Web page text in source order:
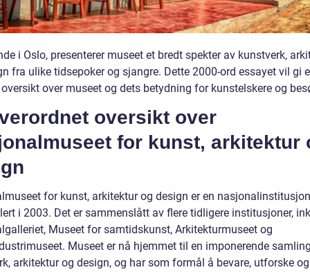
i Oslo, presenterer museet et bredt spekter av kunstverk,
fra ulike tidsepoker og sjangre. Dette 2000-ord essayet vil gi
over museet og dets betydning for kunstelskere og
oversikt over
for kunst, arkitektur
for kunst, arkitektur og design er en
i 2003. Det er sammenslått av flere tidligere institusjoner,
Museet for samtidskunst, Arkitekturmuseet og
Museet er nå hjemmet til en imponerende
arkitektur og design, og har som formål å bevare, utforske og